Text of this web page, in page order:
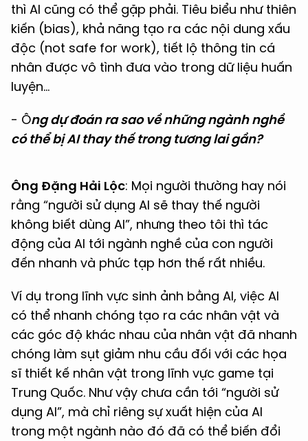
thì AI cũng có thể gặp phải. Tiêu biểu như thiên
kiến (bias), khả năng tạo ra các nội dung xấu
độc (not safe for work), tiết lộ thông tin cá
nhân được vô tình đưa vào trong dữ liệu huấn
luyện…
- Ông dự đoán ra sao về những ngành nghề
có thể bị AI thay thế trong tương lai gần?
Ông Đặng Hải Lộc: Mọi người thường hay nói
rằng “người sử dụng AI sẽ thay thế người
không biết dùng AI”, nhưng theo tôi thì tác
động của AI tới ngành nghề của con người
đến nhanh và phức tạp hơn thế rất nhiều.
Ví dụ trong lĩnh vực sinh ảnh bằng AI, việc AI
có thể nhanh chóng tạo ra các nhân vật và
các góc độ khác nhau của nhân vật đã nhanh
chóng làm sụt giảm nhu cầu đối với các họa
sĩ thiết kế nhân vật trong lĩnh vực game tại
Trung Quốc. Như vậy chưa cần tới “người sử
dụng AI”, mà chỉ riêng sự xuất hiện của AI
trong một ngành nào đó đã có thể biến đổi